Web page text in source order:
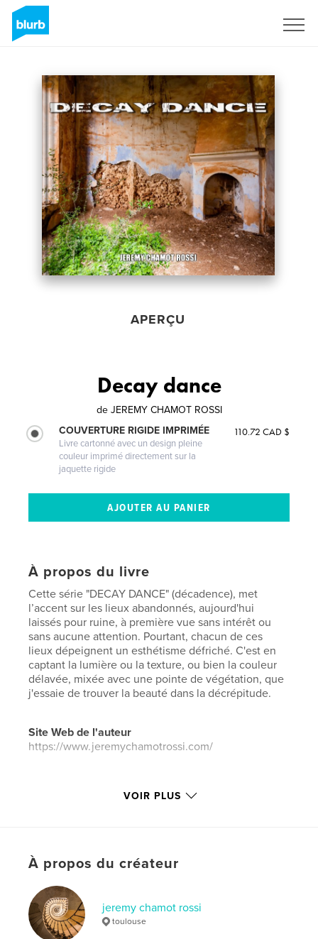
APERÇU
Decay dance
de JEREMY CHAMOT ROSSI
COUVERTURE RIGIDE IMPRIMÉE
Livre cartonné avec un design pleine
couleur imprimé directement sur la
jaquette rigide
110.72 CAD $
À propos du livre
Cette série "DECAY DANCE" (décadence), met
l’accent sur les lieux abandonnés, aujourd'hui
laissés pour ruine, à première vue sans intérêt ou
sans aucune attention. Pourtant, chacun de ces
lieux dépeignent un esthétisme défriché. C'est en
captant la lumière ou la texture, ou bien la couleur
délavée, mixée avec une pointe de végétation, que
j'essaie de trouver la beauté dans la décrépitude.
Site Web de l'auteur
https://www.jeremychamotrossi.com/
Caractéristiques et détails
ISBN
Couverture rigide imprimée: 9798211947627
Date de publication:oct 01, 2022
LangueFrench
VOIR PLUS
À propos du créateur
jeremy chamot rossi
toulouse